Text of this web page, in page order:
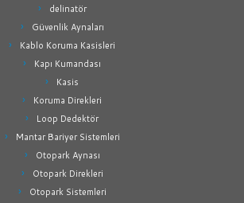
delinatör
Güvenlik Aynaları
Kablo Koruma Kasisleri
Kapı Kumandası
Kasis
Koruma Direkleri
Loop Dedektör
Mantar Bariyer Sistemleri
Otopark Aynası
Otopark Direkleri
Otopark Sistemleri